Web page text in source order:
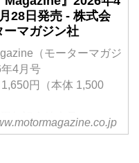
：渡辺敏史、写真：永
されてから、クロスオー
ーツ、セダンと続き、
後のクラウン」エステ
する機会が訪れた。グ
のZとPHEVのRS
にはエンジンや足まわ
細スペックは伏せられ
Magazine 2025年5月
28日発売 - 株式会
ーマガジン社
（モーターマガジ
4月号
円（本体 1,500
年記念特大号＞
】ちょうどいい輸入車